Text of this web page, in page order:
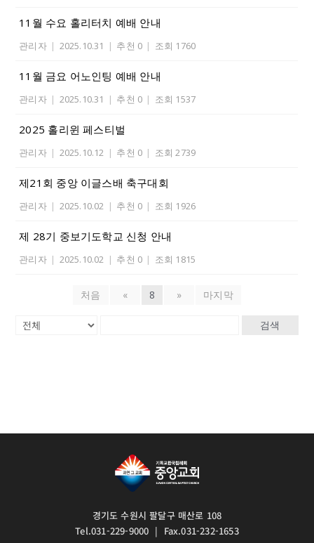
11월 수요 홀리터치 예배 안내
관리자 | 2025.10.31 | 추천 0 | 조회 1760
11월 금요 어노인팅 예배 안내
관리자 | 2025.10.31 | 추천 0 | 조회 1537
2025 홀리윈 페스티벌
관리자 | 2025.10.12 | 추천 0 | 조회 2739
제21회 중앙 이글스배 축구대회
관리자 | 2025.10.02 | 추천 0 | 조회 1926
제 28기 중보기도학교 신청 안내
관리자 | 2025.10.02 | 추천 0 | 조회 1815
처음 « 8 » 마지막
검색
경기도 수원시 팔달구 매산로 108
Tel.031-229-9000 | Fax.031-232-1653